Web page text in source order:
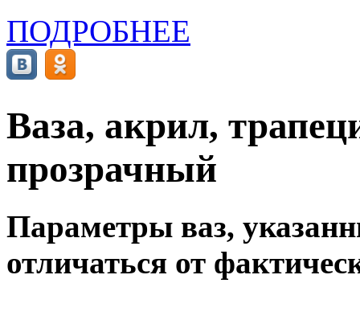
ПОДРОБНЕЕ
Ваза, акрил,
прозрачный
Параметры ваз,
отличаться от